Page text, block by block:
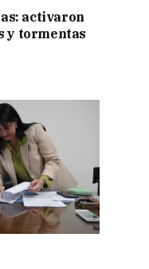
activaron
y tormentas